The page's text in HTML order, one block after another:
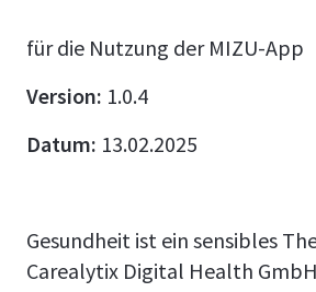
für die Nutzung der MIZU-App
Version: 1.0.4
Datum: 13.02.2025
​Gesundheit ist ein sensibles
Carealytix Digital Health